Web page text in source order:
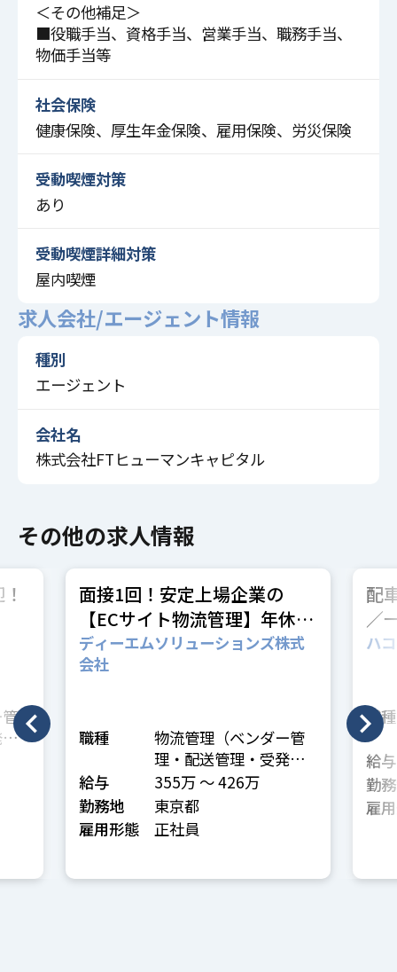
＜その他補足＞
■役職手当、資格手当、営業手当、職務手当、
物価手当等
社会保険
健康保険、厚生年金保険、雇用保険、労災保険
受動喫煙対策
あり
受動喫煙詳細対策
屋内喫煙
求人会社/エージェント情報
種別
エージェント
会社名
株式会社FTヒューマンキャピタル
その他の求人情報
面接1回！安定上場企業の
【ECサイト物流管理】年休
127日／22期連続増収／未経
験歓迎
ディーエムソリューションズ株式
会社
職種
物流管理（ベンダー管
理・配送管理・受発注
管理など）
給与
355万 〜 426万
勤務地
東京都
雇用形態
正社員
配
／
ハ
職種
給与
勤
雇